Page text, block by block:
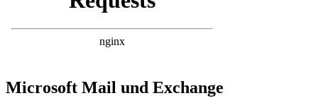
Microsoft Mail und Exchange